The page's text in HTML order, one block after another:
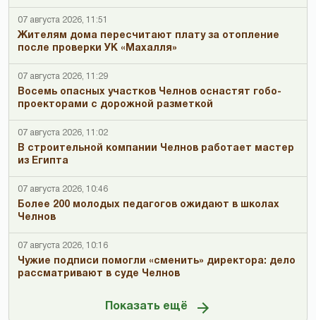
07 августа 2026, 11:51
Жителям дома пересчитают плату за отопление
после проверки УК «Махалля»
07 августа 2026, 11:29
Восемь опасных участков Челнов оснастят гобо-
проекторами с дорожной разметкой
07 августа 2026, 11:02
В строительной компании Челнов работает мастер
из Египта
07 августа 2026, 10:46
Более 200 молодых педагогов ожидают в школах
Челнов
07 августа 2026, 10:16
Чужие подписи помогли «сменить» директора: дело
рассматривают в суде Челнов
Показать ещё